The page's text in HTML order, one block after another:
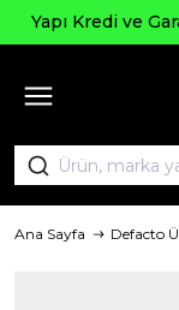
Yapı Kredi ve
Ana Sayfa Defacto